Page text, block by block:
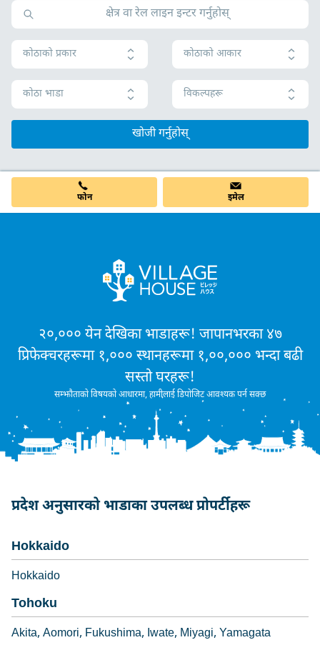
कोठाको प्रकार कोठाको आकार
कोठा भाडा विकल्पहरू
खोजी गर्नुहोस्
फोन इमेल
२०,००० येन देखिका भाडाहरू! जापानभरका ४७
प्रिफेक्चरहरूमा १,००० स्थानहरूमा १,००,००० भन्दा बढी
सस्तो घरहरू!
सम्झौताको विषयको आधारमा, हामीलाई डिपोजिट आवश्यक पर्न सक्छ
प्रदेश अनुसारको भाडाका उपलब्ध प्रोपर्टीहरू
Hokkaido
Hokkaido
Tohoku
Akita Aomori Fukushima Iwate Miyagi Yamagata